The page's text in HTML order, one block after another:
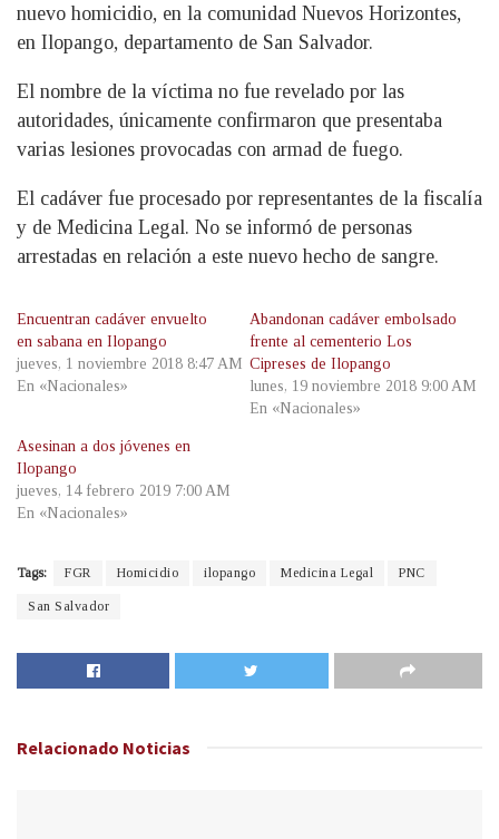
nuevo homicidio, en la comunidad Nuevos Horizontes,
en Ilopango, departamento de San Salvador.
El nombre de la víctima no fue revelado por las
autoridades, únicamente confirmaron que presentaba
varias lesiones provocadas con armad de fuego.
El cadáver fue procesado por representantes de la fiscalía
y de Medicina Legal. No se informó de personas
arrestadas en relación a este nuevo hecho de sangre.
Encuentran cadáver envuelto
en sabana en Ilopango
jueves, 1 noviembre 2018 8:47 AM
En «Nacionales»
Abandonan cadáver embolsado
frente al cementerio Los
Cipreses de Ilopango
lunes, 19 noviembre 2018 9:00 AM
En «Nacionales»
Asesinan a dos jóvenes en
Ilopango
jueves, 14 febrero 2019 7:00 AM
En «Nacionales»
Tags: FGR Homicidio ilopango Medicina Legal PNC
San Salvador
Relacionado Noticias